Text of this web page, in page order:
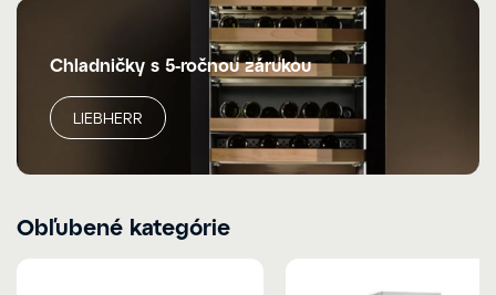
Chladničky s 5-ročnou zárukou
LIEBHERR
Obľubené kategórie